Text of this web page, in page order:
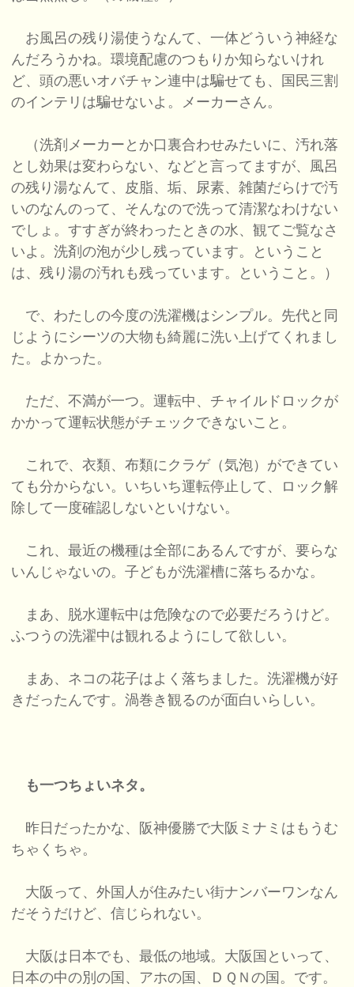
お風呂の残り湯使うなんて、一体どういう神経な
んだろうかね。環境配慮のつもりか知らないけれ
ど、頭の悪いオバチャン連中は騙せても、国民三割
のインテリは騙せないよ。メーカーさん。
（洗剤メーカーとか口裏合わせみたいに、汚れ落
とし効果は変わらない、などと言ってますが、風呂
の残り湯なんて、皮脂、垢、尿素、雑菌だらけで汚
いのなんのって、そんなので洗って清潔なわけない
でしょ。すすぎが終わったときの水、観てご覧なさ
いよ。洗剤の泡が少し残っています。ということ
は、残り湯の汚れも残っています。ということ。）
で、わたしの今度の洗濯機はシンプル。先代と同
じようにシーツの大物も綺麗に洗い上げてくれまし
た。よかった。
ただ、不満が一つ。運転中、チャイルドロックが
かかって運転状態がチェックできないこと。
これで、衣類、布類にクラゲ（気泡）ができてい
ても分からない。いちいち運転停止して、ロック解
除して一度確認しないといけない。
これ、最近の機種は全部にあるんですが、要らな
いんじゃないの。子どもが洗濯槽に落ちるかな。
まあ、脱水運転中は危険なので必要だろうけど。
ふつうの洗濯中は観れるようにして欲しい。
まあ、ネコの花子はよく落ちました。洗濯機が好
きだったんです。渦巻き観るのが面白いらしい。
も一つちょいネタ。
昨日だったかな、阪神優勝で大阪ミナミはもうむ
ちゃくちゃ。
大阪って、外国人が住みたい街ナンバーワンなん
だそうだけど、信じられない。
大阪は日本でも、最低の地域。大阪国といって、
日本の中の別の国、アホの国、ＤＱＮの国。です。